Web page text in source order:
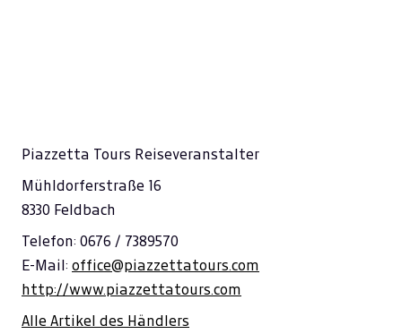
Piazzetta Tours Reiseveranstalter
Mühldorferstraße 16
8330 Feldbach
Telefon: 0676 / 7389570
E-Mail: office@piazzettatours.com
http://www.piazzettatours.com
Alle Artikel des Händlers